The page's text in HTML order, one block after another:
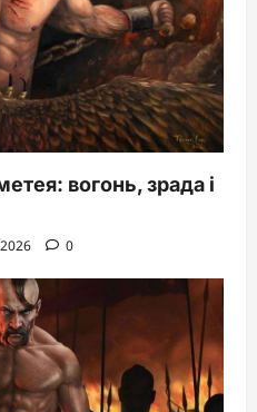
вогонь, зрада і
0